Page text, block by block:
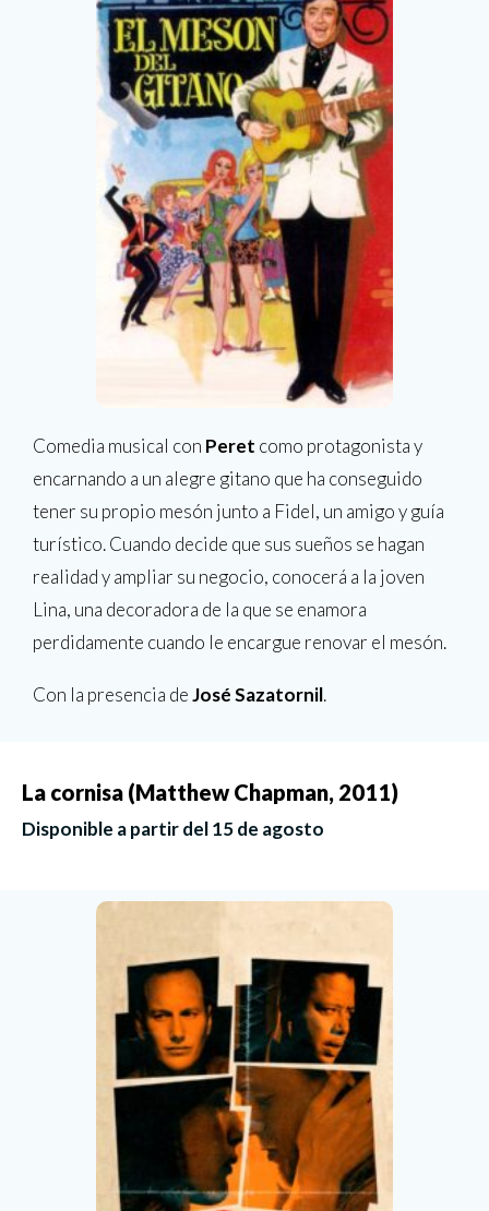
Comedia musical con Peret como protagonista y
encarnando a un alegre gitano que ha conseguido
tener su propio mesón junto a Fidel, un amigo y guía
turístico. Cuando decide que sus sueños se hagan
realidad y ampliar su negocio, conocerá a la joven
Lina, una decoradora de la que se enamora
perdidamente cuando le encargue renovar el mesón.
Con la presencia deJosé Sazatornil.
La cornisa (Matthew Chapman, 2011)
Disponible a partir del 15 de agosto